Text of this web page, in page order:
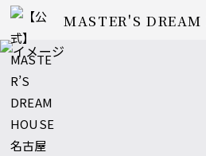
MASTER'S DREAM